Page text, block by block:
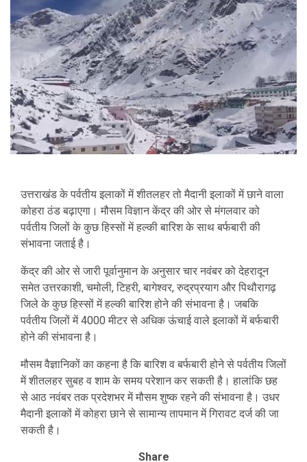
उत्तराखंड के पर्वतीय इलाकों में शीतलहर तो मैदानी इलाकों में छाने वाला
कोहरा ठंड बढ़ाएगा। मौसम विज्ञान केंद्र की ओर से मंगलवार को
पर्वतीय जिलों के कुछ हिस्सों में हल्की बारिश के साथ बर्फबारी की
संभावना जताई है।
केंद्र की ओर से जारी पूर्वानुमान के अनुसार चार नवंबर को देहरादून
समेत उत्तरकाशी, चमोली, टिहरी, बागेश्वर, रुद्रप्रयाग और पिथौरागढ़
जिले के कुछ हिस्सों में हल्की बारिश होने की संभावना है। जबकि
पर्वतीय जिलों में 4000 मीटर से अधिक ऊंचाई वाले इलाकों में बर्फबारी
होने की संभावना है।
मौसम वैज्ञानिकों का कहना है कि बारिश व बर्फबारी होने से पर्वतीय जिलों
में शीतलहर सुबह व शाम के समय परेशान कर सकती है। हालांकि छह
से आठ नवंबर तक प्रदेशभर में मौसम शुष्क रहने की संभावना है। उधर
मैदानी इलाकों में कोहरा छाने से सामान्य तापमान में गिरावट दर्ज की जा
सकती है।
Share